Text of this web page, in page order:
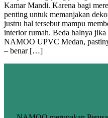
Kamar Mandi. Karena bagi
penting untuk memanjakan
justru hal tersebut mampu
interior rumah. Beda halnya
NAMOO UPVC Medan,
– benar […]